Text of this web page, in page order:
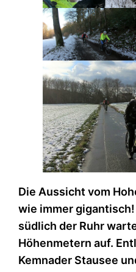
Die Aussicht vom
wie immer
südlich der Ruhr
Höhenmetern auf.
Kemnader Stausee